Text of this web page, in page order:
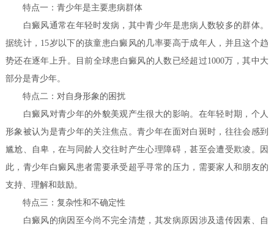
特点一：青少年是主要患病群体
白癜风通常在年轻时发病，其中青少年是患病人数较多的群体。
据统计，15岁以下的孩童患白癜风的几率要高于成年人，并且这个趋
势还在逐年上升。目前全球患白癜风的人数已经超过1000万，其中大
部分是青少年。
特点二：对自身形象的困扰
白癜风对青少年的外貌美观产生很大的影响。在年轻时期，个人
形象被认为是青少年的关注焦点。青少年在面对白斑时，往往会感到
尴尬、自卑，在与同龄人交往时产生心理障碍，甚至会遭受欺凌。因
此，青少年白癜风患者需要承受超乎寻常的压力，需要家人和朋友的
支持、理解和鼓励。
特点三：复杂性和不确定性
白癜风的病因至今尚不完全清楚，其发病原因涉及遗传因素、自